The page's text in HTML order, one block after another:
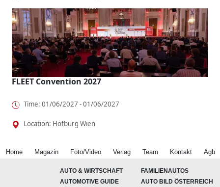
FLEET Convention 2027
Time: 01/06/2027 - 01/06/2027
Location: Hofburg Wien
Home Magazin Foto/Video Verlag Team Kontakt Agb
AUTO & WIRTSCHAFT
FAMILIENAUTOS
AUTOMOTIVE GUIDE
AUTO BILD ÖSTERREICH